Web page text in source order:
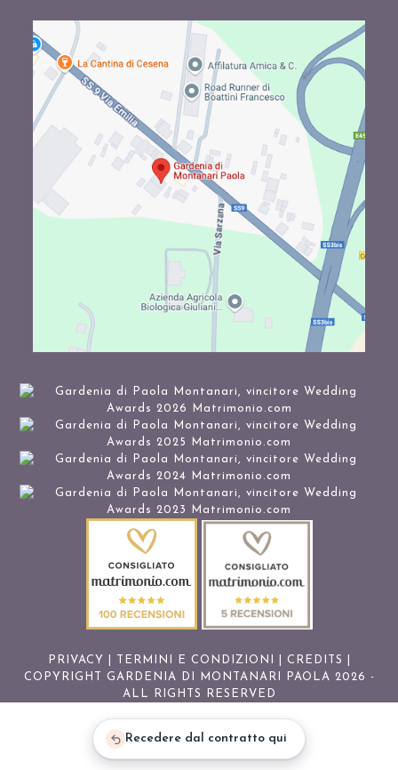
PRIVACY TERMINI E CONDIZIONI CREDITS
COPYRIGHT GARDENIA DI MONTANARI PAOLA 2026 -
ALL RIGHTS RESERVED
Recedere dal contratto qui